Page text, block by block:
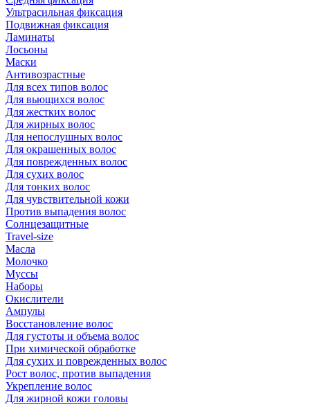
Ультрасильная фиксация
Подвижная фиксация
Ламинаты
Лосьоны
Маски
Антивозрастные
Для всех типов волос
Для вьющихся волос
Для жестких волос
Для жирных волос
Для непослушных волос
Для окрашенных волос
Для поврежденных волос
Для сухих волос
Для тонких волос
Для чувствительной кожи
Против выпадения волос
Солнцезащитные
Travel-size
Масла
Молочко
Муссы
Наборы
Окислители
Ампулы
Восстановление волос
Для густоты и объема волос
При химической обработке
Для сухих и поврежденных волос
Рост волос, против выпадения
Укрепление волос
Для жирной кожи головы